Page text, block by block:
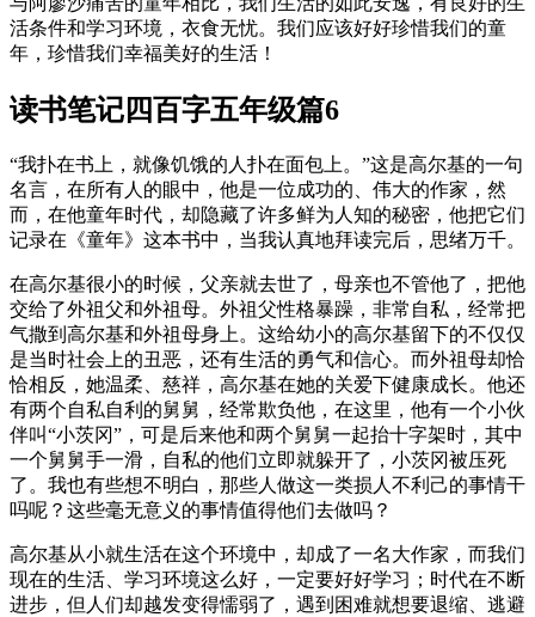
活条件和学习环境，衣食无忧。我们应该好好珍惜我们的童
年，珍惜我们幸福美好的生活！
读书笔记四百字五年级篇6
“我扑在书上，就像饥饿的人扑在面包上。”这是高尔基的一句
名言，在所有人的眼中，他是一位成功的、伟大的作家，然
而，在他童年时代，却隐藏了许多鲜为人知的秘密，他把它们
记录在《童年》这本书中，当我认真地拜读完后，思绪万千。
在高尔基很小的时候，父亲就去世了，母亲也不管他了，把他
交给了外祖父和外祖母。外祖父性格暴躁，非常自私，经常把
气撒到高尔基和外祖母身上。这给幼小的高尔基留下的不仅仅
是当时社会上的丑恶，还有生活的勇气和信心。而外祖母却恰
恰相反，她温柔、慈祥，高尔基在她的关爱下健康成长。他还
有两个自私自利的舅舅，经常欺负他，在这里，他有一个小伙
伴叫“小茨冈”，可是后来他和两个舅舅一起抬十字架时，其中
一个舅舅手一滑，自私的他们立即就躲开了，小茨冈被压死
了。我也有些想不明白，那些人做这一类损人不利己的事情干
吗呢？这些毫无意义的事情值得他们去做吗？
高尔基从小就生活在这个环境中，却成了一名大作家，而我们
现在的生活、学习环境这么好，一定要好好学习；时代在不断
进步，但人们却越发变得懦弱了，遇到困难就想要退缩、逃避